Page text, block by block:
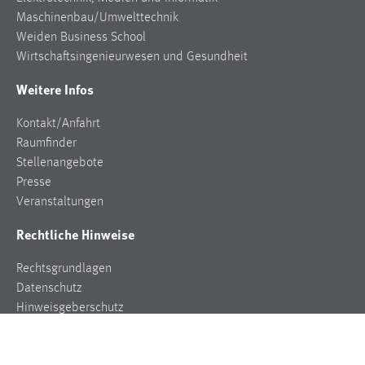
Maschinenbau/Umwelttechnik
Weiden Business School
Wirtschaftsingenieurwesen und Gesundheit
Weitere Infos
Kontakt/Anfahrt
Raumfinder
Stellenangebote
Presse
Veranstaltungen
Rechtliche Hinweise
Rechtsgrundlagen
Datenschutz
Hinweisgeberschutz
Cookie Laufzeit:
MARKETING
Marketing Cookies werden von Drittanbietern
verwendet, um personalisierte Werbung anzuzeigen.
Sie tun dies, indem sie Besucher über Websites
hinweg verfolgen.
Google Ads
Name:
_gcl_au
Anbieter: